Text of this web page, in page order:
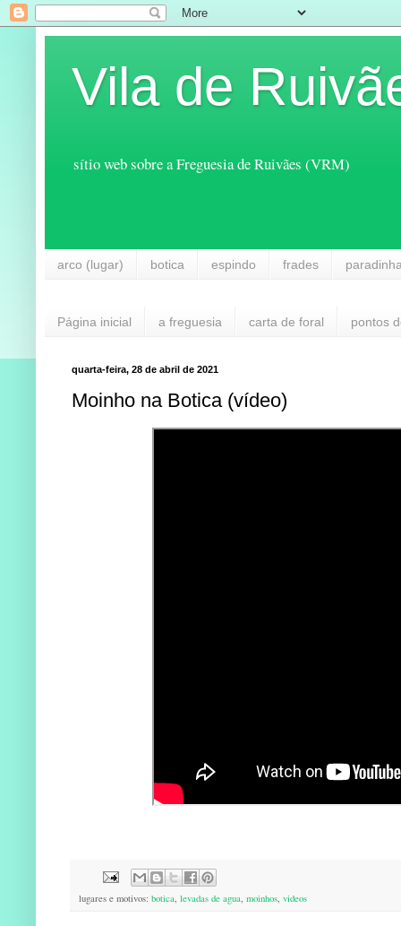
Vila de
sítio web sobre a Freguesia de Ruivães (VRM)
arco (lugar) botica espindo frades
Página inicial a freguesia carta de foral pontos
quarta-feira, 28 de abril de 2021
Moinho na Botica (vídeo)
lugares e motivos: botica, levadas de agua, moinhos, videos